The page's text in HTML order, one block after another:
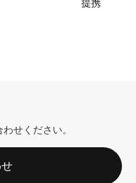
提携
せください。